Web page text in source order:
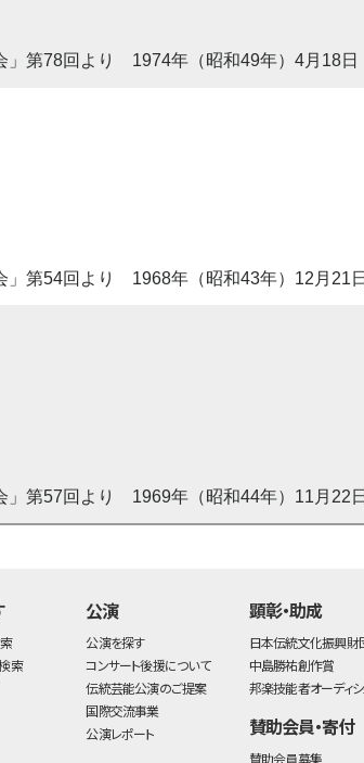
」第78回より 1974年（昭和49年）4月18
」第54回より 1968年（昭和43年）12月
」第57回より 1969年（昭和44年）11月
索
公演
公演を探す
コンサート後援について
伝統芸能公演のご提案
国際交流事業
公演レポート
顕彰・助成
日本伝統文化振興財
中島勝祐創作賞
邦楽技能者オーディシ
賛助会員・寄付
賛助会員募集